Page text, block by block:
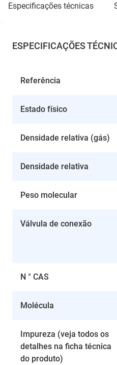
especificações técnicas
ESPECIFICAÇÕES
Referência
Estado físico
Densidade relativa (gás)
Densidade relativa
Peso molecular
Válvula de conexão
N ° CAS
Molécula
Impureza (veja todos os
detalhes na ficha técnica
do produto)